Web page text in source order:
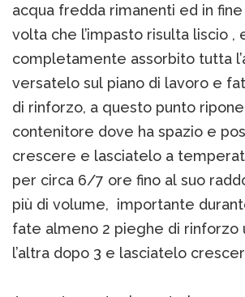
acqua fredda rimanenti ed in fine
volta che l’impasto risulta liscio ,
completamente assorbito tutta
versatelo sul piano di lavoro e
di rinforzo, a questo punto
contenitore dove ha spazio e
crescere e lasciatelo a
per circa 6/7 ore fino al suo
più di volume, importante
fate almeno 2 pieghe di rinforzo
l’altra dopo 3 e lasciatelo